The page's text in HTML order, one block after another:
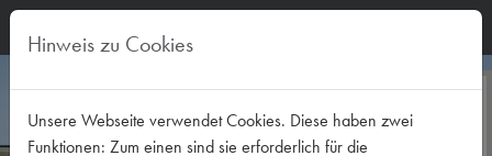
BETREUUNG UND
Hinweis zu Cookies
Unsere Webseite verwendet Cookies. Diese haben zwei
Funktionen: Zum einen sind sie erforderlich für die